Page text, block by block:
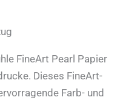
FineArt Pearl Papier
Dieses FineArt-
Farb- und